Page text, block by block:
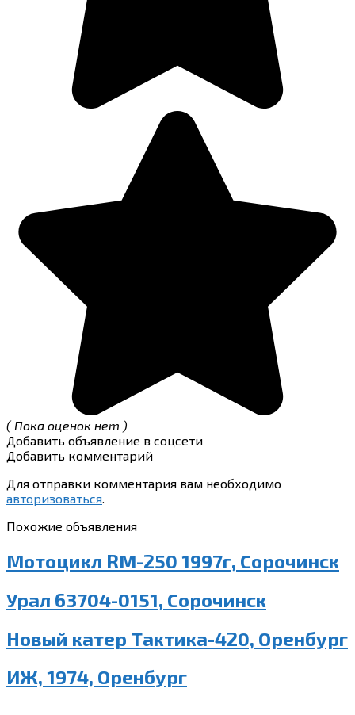
( Пока оценок нет )
Добавить объявление в соцсети
Добавить комментарий
Для отправки комментария вам необходимо
авторизоваться.
Похожие объявления
Мотоцикл RM-250 1997г, Сорочинск
Урал 63704-0151, Сорочинск
Новый катер Тактика-420, Оренбург
ИЖ, 1974, Оренбург